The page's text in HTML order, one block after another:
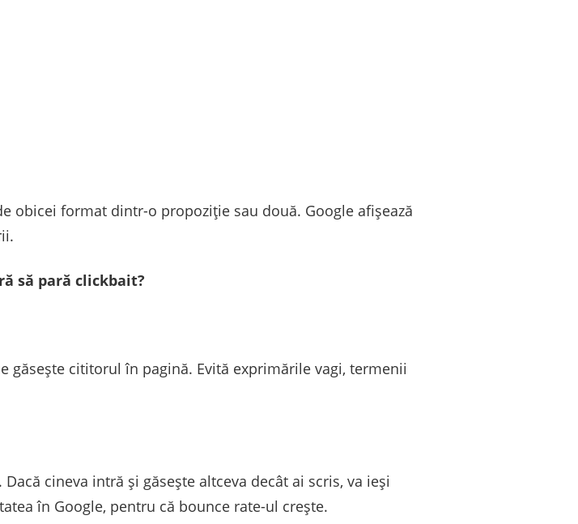
obicei format dintr-o propoziție sau două. Google afișează
să pară clickbait?
găsește cititorul în pagină. Evită exprimările vagi, termenii
cineva intră și găsește altceva decât ai scris, va ieși
în Google, pentru că bounce rate-ul crește.